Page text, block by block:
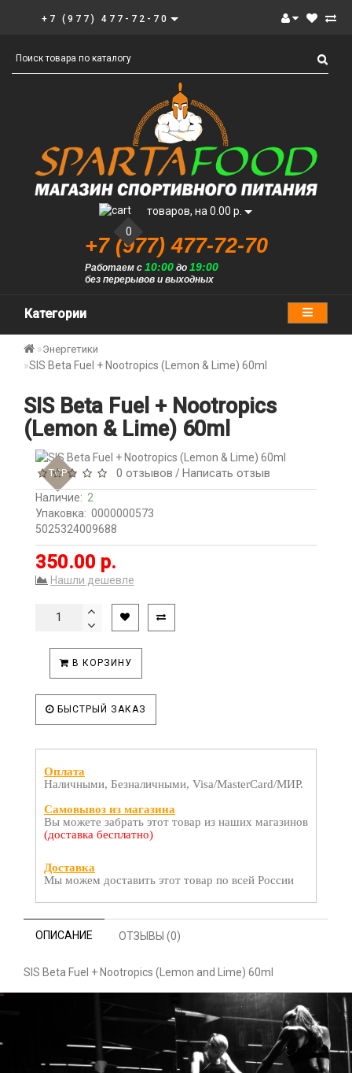
+7 (977) 477-72-70
0
товаров, на 0.00 р.
+7 (977) 477-72-70
Работаем с 10:00до 19:00
без перерывов и выходных
Категории
Энергетики
SIS Beta Fuel + Nootropics (Lemon & Lime) 60ml
SIS Beta Fuel + Nootropics
(Lemon & Lime) 60ml
TOP 0 отзывов /Написать отзыв
Наличие: 2
Упаковка: 0000000573
5025324009688
350.00 р.
Нашли дешевле
В КОРЗИНУ
БЫСТРЫЙ ЗАКАЗ
Оплата
Наличными, Безналичными, Visa/MasterCard/МИР.
Самовывоз из магазина
Вы можете забрать этот товар из наших магазинов
(доставка бесплатно)
Доставка
Мы можем доставить этот товар по всей России
ОПИСАНИЕ ОТЗЫВЫ (0)
SIS Beta Fuel + Nootropics (Lemon and Lime) 60ml